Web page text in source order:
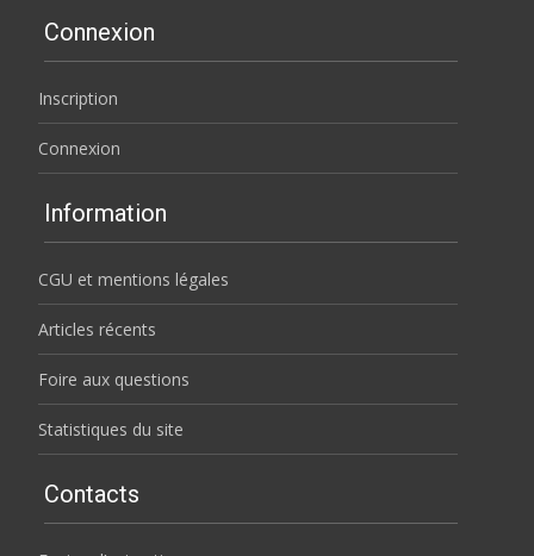
Connexion
Inscription
Connexion
Information
CGU et mentions légales
Articles récents
Foire aux questions
Statistiques du site
Contacts